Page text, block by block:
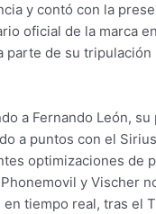
y contó con la
oficial de la marca
de su
a Fernando León,
a puntos con el
optimizaciones de
y Vischer
tiempo real, tras el